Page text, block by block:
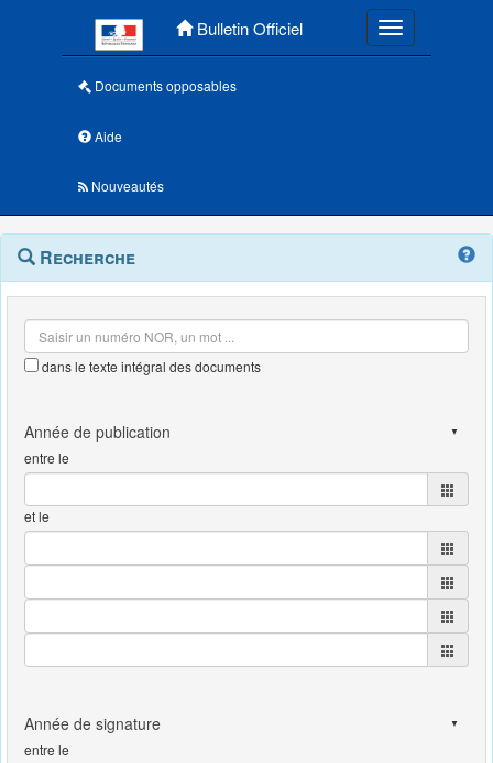
Bulletin Officiel Toggle
Documents opposables
Aide
Nouveautés
Navigation
outils
Menu
contextuel
Recherche
dans le texte intégral des documents
entre le
et le
entre le